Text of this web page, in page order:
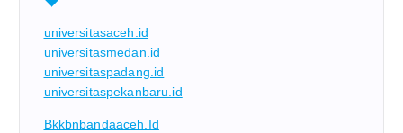
universitasaceh.id
universitasmedan.id
universitaspadang.id
universitaspekanbaru.id
Bkkbnbandaaceh.id